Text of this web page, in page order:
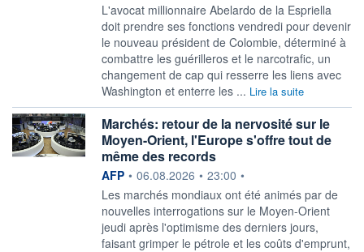
L'avocat millionnaire Abelardo de la Espriella
doit prendre ses fonctions vendredi pour devenir
le nouveau président de Colombie, déterminé à
combattre les guérilleros et le narcotrafic, un
changement de cap qui resserre les liens avec
Washington et enterre les ... Lire la suite
Marchés: retour de la nervosité sur le
Moyen-Orient, l'Europe s'offre tout de
même des records
information fournie par
AFP • 06.08.2026 • 23:00 •
Les marchés mondiaux ont été animés par de
nouvelles interrogations sur le Moyen-Orient
jeudi après l'optimisme des derniers jours,
faisant grimper le pétrole et les coûts d'emprunt,